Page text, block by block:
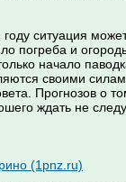
году ситуация
погреба и
начало
своими
Прогнозов о
ждать не
(1pnz.ru)